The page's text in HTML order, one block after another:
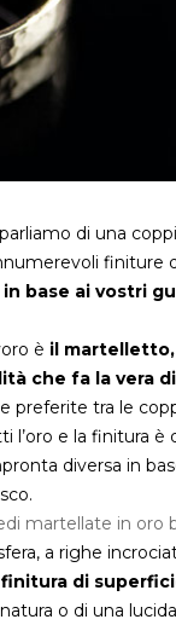
di una
finiture
base ai vostri
è il martelletto,
che fa la vera
preferite tra le
l’oro e la finitura è
diversa in
martellate in oro
a righe
di
o di una